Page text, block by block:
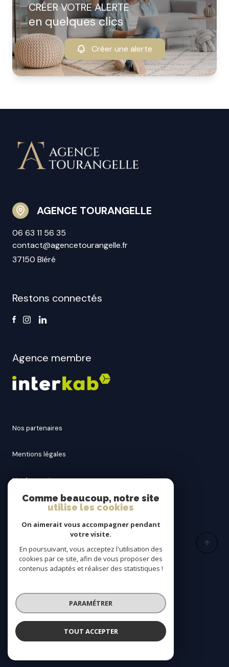
CRÉER VOTRE ALERTE
en quelques clics
Créer une alerte
AGENCE TOURANGELLE
06 63 11 56 35
contact@agencetourangelle.fr
37150 Bléré
Restons connectés
Agence membre
nos partenaires
mentions légales
nos honoraires
cookies
© 2026 | Tous droits réservés
Réalisé par
Comme beaucoup, notre site
utilise les cookies
On aimerait vous accompagner pendant
votre visite.
En poursuivant, vous acceptez l'utilisation des
cookies par ce site, afin de vous proposer des
contenus adaptés et réaliser des statistiques !
PARAMÉTRER
TOUT ACCEPTER